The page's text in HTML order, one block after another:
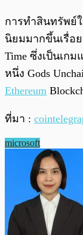
การทำสินทรัพย์
นิยมมากขึ้นเรื่อย
Time ซึ่งเป็นเก
หนึ่ง Gods
Ethereum
ที่มา :
microsoft